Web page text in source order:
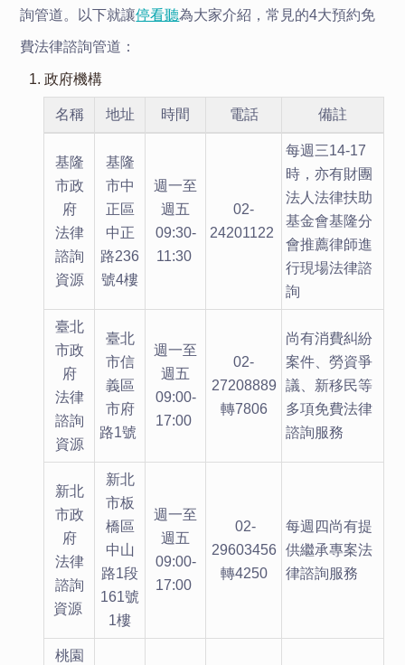
詢管道。以下就讓停看聽為大家介紹 ，常見的4大預約免
費法律諮詢管道：
1. 政府機構
名稱 地址 時間 電話 備註
基隆
市政
府
法律
諮詢
資源
基隆
市中
正區
中正
路236
號4樓
週一至
週五
09:30-
11:30
02-
24201122
每週三14-17
時，亦有財團
法人法律扶助
基金會基隆分
會推薦律師進
行現場法律諮
詢
臺北
市政
府
法律
諮詢
資源
臺北
市信
義區
市府
路1號
週一至
週五
09:00-
17:00
02-
27208889
轉7806
尚有消費糾紛
案件、勞資爭
議、新移民等
多項免費法律
諮詢服務
新北
市政
府
法律
諮詢
資源
新北
市板
橋區
中山
路1段
161號
1樓
週一至
週五
09:00-
17:00
02-
29603456
轉4250
每週四尚有提
供繼承專案法
律諮詢服務
桃園